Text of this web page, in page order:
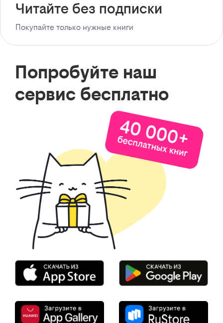
Читайте без подписки
Покупайте только нужные книги
Попробуйте наш
сервис бесплатно